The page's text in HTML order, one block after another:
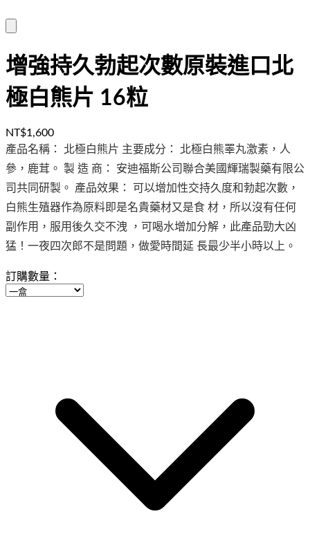
增強持久勃起次數原裝進口北
極白熊片 16粒
NT$1,600
產品名稱： 北極白熊片 主要成分： 北極白熊睪丸激素，人
參，鹿茸。 製 造 商： 安迪福斯公司聯合美國輝瑞製藥有限公
司共同研製。 產品效果： 可以增加性交持久度和勃起次數，
白熊生殖器作為原料即是名貴藥材又是食 材，所以沒有任何
副作用，服用後久交不洩 ，可喝水增加分解，此產品勁大凶
猛！一夜四次郎不是問題，做愛時間延 長最少半小時以上。
訂購數量：